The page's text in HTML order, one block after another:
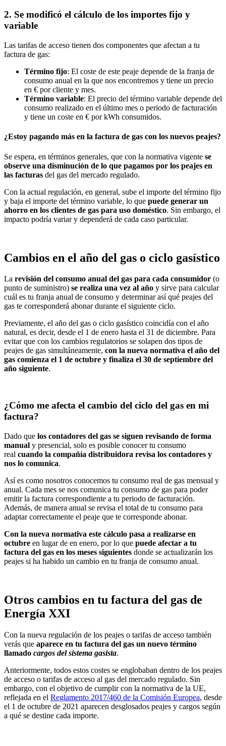
2. Se modificó el cálculo de los importes fijo y
variable
Las tarifas de acceso tienen dos componentes que afectan a tu
factura de gas:
Término fijo: El coste de este peaje depende de la franja de
consumo anual en la que nos encontremos y tiene un precio
en € por cliente y mes.
Término variable: El precio del término variable depende del
consumo realizado en el último mes o periodo de facturación
y tiene un coste en € por kWh consumidos.
¿Estoy pagando más en la factura de gas con los nuevos peajes?
Se espera, en términos generales, que con la normativa vigente se
observe una disminución de lo que pagamos por los peajes en
las facturas del gas del mercado regulado.
Con la actual regulación, en general, sube el importe del término fijo
y baja el importe del término variable, lo que puede generar un
ahorro en los clientes de gas para uso doméstico. Sin embargo, el
impacto podría variar y dependerá de cada caso particular.
Cambios en el año del gas o ciclo gasístico
La revisión del consumo anual del gas para cada consumidor (o
punto de suministro) se realiza una vez al año y sirve para calcular
cuál es tu franja anual de consumo y determinar así qué peajes del
gas te corresponderá abonar durante el siguiente ciclo.
Previamente, el año del gas o ciclo gasístico coincidía con el año
natural, es decir, desde el 1 de enero hasta el 31 de diciembre. Para
evitar que con los cambios regulatorios se solapen dos tipos de
peajes de gas simultáneamente, con la nueva normativa el año del
gas comienza el 1 de octubre y finaliza el 30 de septiembre del
año siguiente.
¿Cómo me afecta el cambio del ciclo del gas en mi
factura?
Dado que los contadores del gas se siguen revisando de forma
manual y presencial, solo es posible conocer tu consumo
real cuando la compañía distribuidora revisa los contadores y
nos lo comunica.
Así es como nosotros conocemos tu consumo real de gas mensual y
anual. Cada mes se nos comunica tu consumo de gas para poder
emitir la factura correspondiente a tu periodo de facturación.
Además, de manera anual se revisa el total de tu consumo para
adaptar correctamente el peaje que te corresponde abonar.
Con la nueva normativa este cálculo pasa a realizarse en
octubre en lugar de en enero, por lo que puede afectar a tu
factura del gas en los meses siguientes donde se actualizarán los
peajes si ha habido un cambio en tu franja de consumo anual.
Otros cambios en tu factura del gas de
Energía XXI
Con la nueva regulación de los peajes o tarifas de acceso también
verás que aparece en tu factura del gas un nuevo término
llamado cargos del sistema gasista.
Anteriormente, todos estos costes se englobaban dentro de los peajes
de acceso o tarifas de acceso al gas del mercado regulado. Sin
embargo, con el objetivo de cumplir con la normativa de la UE,
reflejada en el Reglamento 2017/460 de la Comisión Europea, desde
el 1 de octubre de 2021 aparecen desglosados peajes y cargos según
a qué se destine cada importe.